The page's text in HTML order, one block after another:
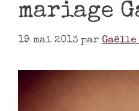
mariage
19 mai 2013 par Gaëlle